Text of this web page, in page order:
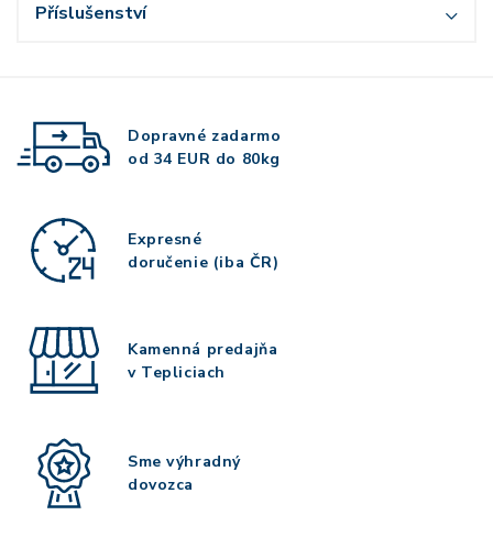
Příslušenství
Dopravné zadarmo
od 34 EUR do 80kg
Expresné
doručenie (iba ČR)
Kamenná predajňa
v Tepliciach
Sme výhradný
dovozca